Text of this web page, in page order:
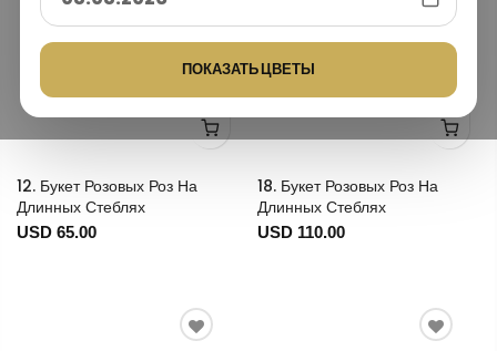
ПОКАЗАТЬ ЦВЕТЫ
12. Букет Розовых Роз На
Длинных Стеблях
USD 65.00
18. Букет Розовых Роз На
Длинных Стеблях
USD 110.00